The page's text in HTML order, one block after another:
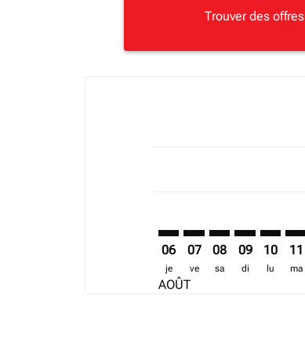
Trouver des offres
06
je
AOÛT
07
ve
08
sa
09
di
10
lu
11
ma